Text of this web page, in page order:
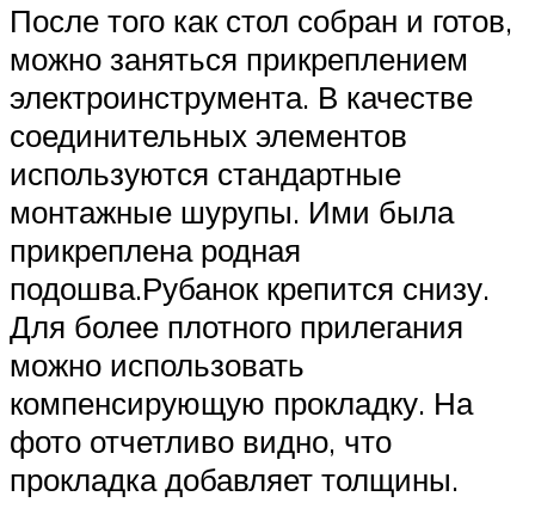
После того как стол собран и готов,
можно заняться прикреплением
электроинструмента. В качестве
соединительных элементов
используются стандартные
монтажные шурупы. Ими была
прикреплена родная
подошва.Рубанок крепится снизу.
Для более плотного прилегания
можно использовать
компенсирующую прокладку. На
фото отчетливо видно, что
прокладка добавляет толщины.